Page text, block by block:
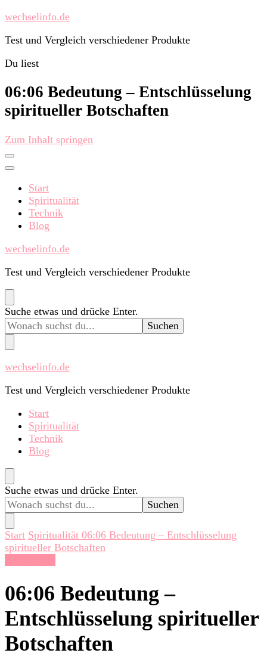
wechselinfo.de
Test und Vergleich verschiedener Produkte
Du liest
06:06 Bedeutung – Entschlüsselung
spiritueller Botschaften
Zum Inhalt springen
Start
Spiritualität
Technik
Blog
wechselinfo.de
Test und Vergleich verschiedener Produkte
Suchst
du
nach
etwas?
Suche etwas und drücke Enter.
wechselinfo.de
Test und Vergleich verschiedener Produkte
Start
Spiritualität
Technik
Blog
Suchst
du
nach
etwas?
Suche etwas und drücke Enter.
Start Spiritualität 06:06 Bedeutung – Entschlüsselung
spiritueller Botschaften
06:06 Bedeutung –
Entschlüsselung spiritueller
Botschaften